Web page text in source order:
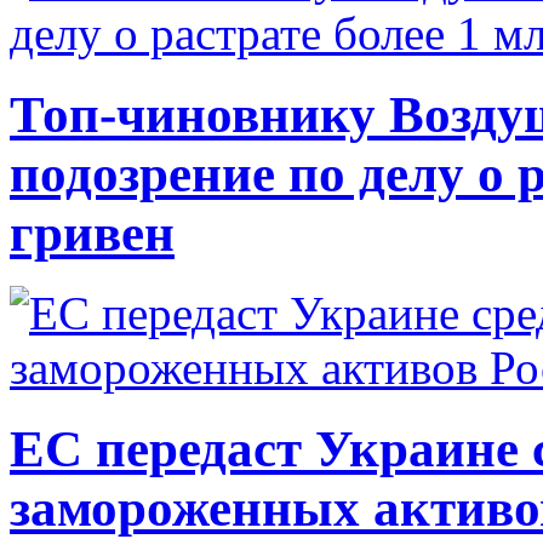
Топ-чиновнику
подозрение по делу о
гривен
ЕС передаст Украине
замороженных